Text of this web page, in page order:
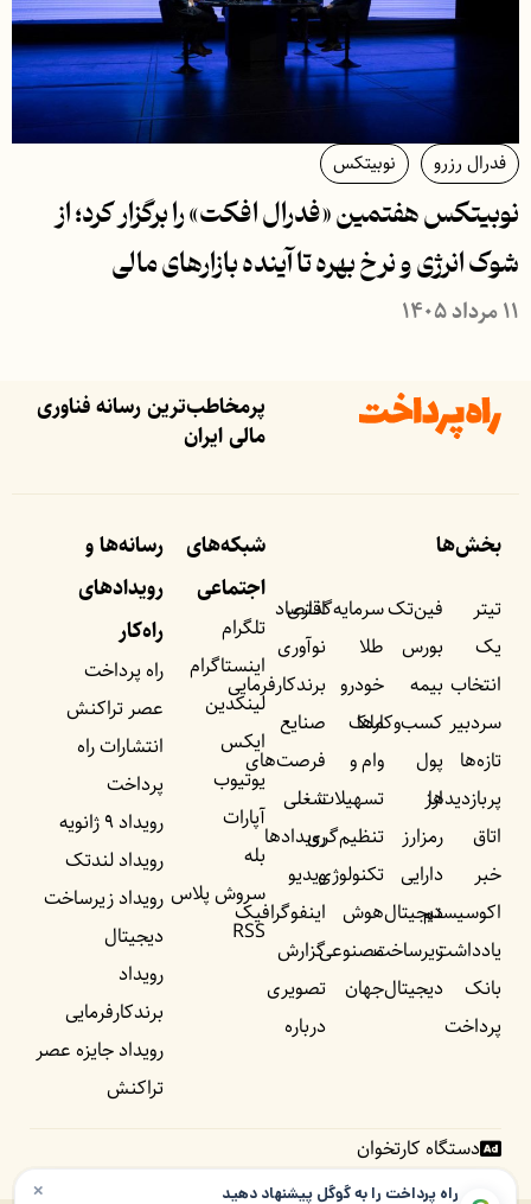
فدرال رزرو نوبیتکس
نوبیتکس هفتمین «فدرال افکت» را برگزار کرد؛ از
شوک انرژی و نرخ بهره تا آینده بازارهای مالی
۱۱ مرداد ۱۴۰۵
پرمخاطب‌ترین رسانه فناوری
مالی ایران
بخش‌ها
تیتر
یک
انتخاب
سردبیر
تازه‌ها
پربازدید‌ها
اتاق
خبر
اکوسیستم
یادداشت‌
بانک
پرداخت
فین‌تک
بورس
بیمه
کسب‌وکار‌ها
پول
ارز
رمزارز
دارایی
دیجیتال
زیرساخت
دیجیتال
سرمایه‌گذاری
طلا
خودرو
ملک
وام و
تسهیلات
تنظیم‌گری
تکنولوژی
هوش
مصنوعی
جهان
اقتصاد
نوآوری
برندکارفرمایی
صنایع
فرصت‌های
شغلی
رویداد‌ها
ویدیو
اینفوگرافیک
گزارش
تصویری
درباره
شبکه‌های
اجتماعی
تلگرام
اینستاگرام
لینکدین
ایکس
یوتیوب
آپارات
بله
سروش پلاس
RSS
رسانه‌ها و
رویداد‌های
راه‌کار
راه پرداخت
عصر تراکنش
انتشارات راه
پرداخت
رویداد ۹ ژانویه
رویداد لندتک
رویداد زیرساخت
دیجیتال
رویداد
برندکارفرمایی
رویداد جایزه عصر
تراکنش
دستگاه کارتخوان
× راه پرداخت را به گوگل پیشنهاد دهید